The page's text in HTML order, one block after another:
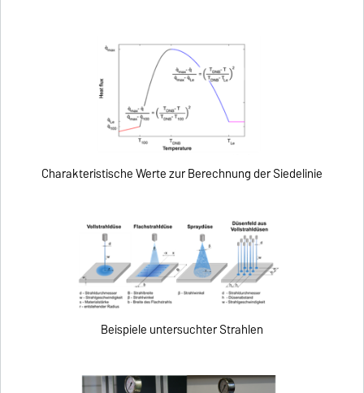
Charakteristische Werte zur Berechnung der Siedelinie
Beispiele untersuchter Strahlen